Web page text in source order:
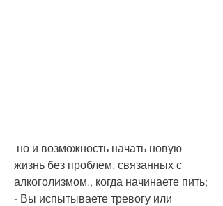
жизнь без проблем, связанных с
алкоголизмом., когда начинаете пить;
- Вы испытываете тревогу или